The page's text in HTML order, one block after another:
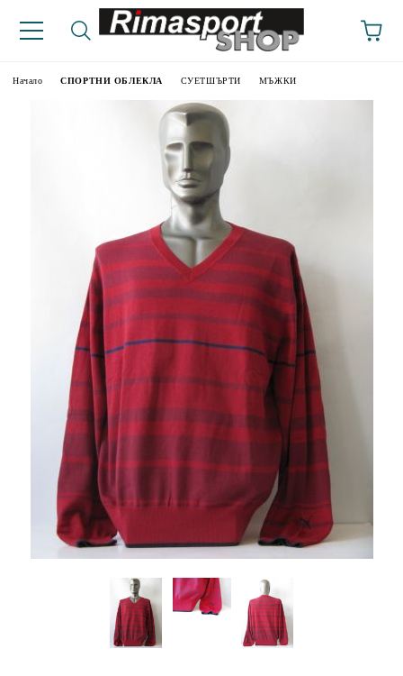
Начало СПОРТНИ ОБЛЕКЛА СУЕТШЪРТИ МЪЖКИ